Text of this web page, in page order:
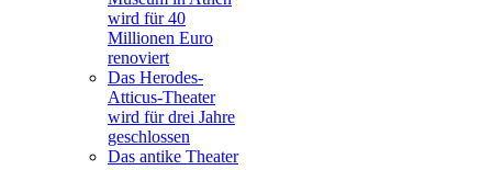
wird für 40
Millionen Euro
renoviert
Das Herodes-
Atticus-Theater
wird für drei Jahre
geschlossen
Das antike Theater